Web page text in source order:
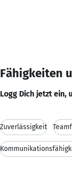
Fähigkeiten
Logg Dich jetzt ein,
Zuverlässigkeit